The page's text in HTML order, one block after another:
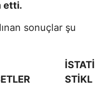
etti.
sonuçlar şu
İSTATİ
STİKL